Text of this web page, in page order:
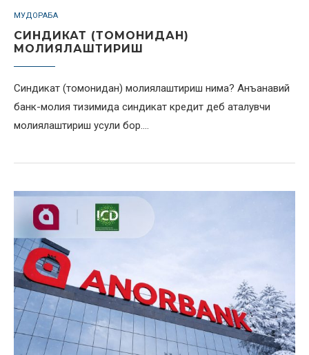
МУДОРАБА
СИНДИКАТ (ТОМОНИДАН)
МОЛИЯЛАШТИРИШ
Синдикат (томонидан) молиялаштириш нима? Анъанавий
банк-молия тизимида синдикат кредит деб аталувчи
молиялаштириш усули бор.…